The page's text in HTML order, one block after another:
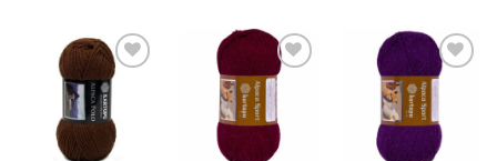
Добавить в
избранное.
Добавить в
избранное.
Добавить в
избранное.